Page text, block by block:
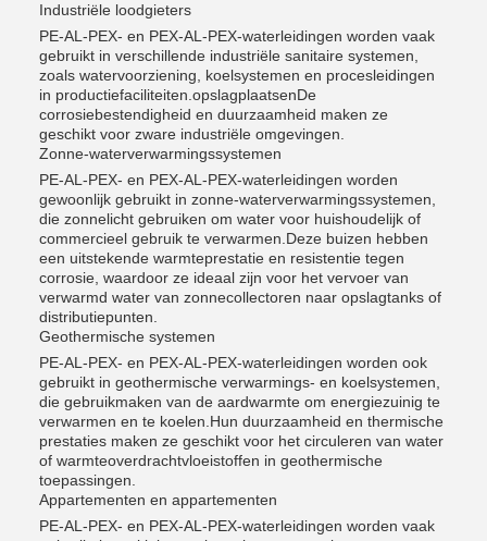
Industriële loodgieters
PE-AL-PEX- en PEX-AL-PEX-waterleidingen worden vaak
gebruikt in verschillende industriële sanitaire systemen,
zoals watervoorziening, koelsystemen en procesleidingen
in productiefaciliteiten.opslagplaatsenDe
corrosiebestendigheid en duurzaamheid maken ze
geschikt voor zware industriële omgevingen.
Zonne-waterverwarmingssystemen
PE-AL-PEX- en PEX-AL-PEX-waterleidingen worden
gewoonlijk gebruikt in zonne-waterverwarmingssystemen,
die zonnelicht gebruiken om water voor huishoudelijk of
commercieel gebruik te verwarmen.Deze buizen hebben
een uitstekende warmteprestatie en resistentie tegen
corrosie, waardoor ze ideaal zijn voor het vervoer van
verwarmd water van zonnecollectoren naar opslagtanks of
distributiepunten.
Geothermische systemen
PE-AL-PEX- en PEX-AL-PEX-waterleidingen worden ook
gebruikt in geothermische verwarmings- en koelsystemen,
die gebruikmaken van de aardwarmte om energiezuinig te
verwarmen en te koelen.Hun duurzaamheid en thermische
prestaties maken ze geschikt voor het circuleren van water
of warmteoverdrachtvloeistoffen in geothermische
toepassingen.
Appartementen en appartementen
PE-AL-PEX- en PEX-AL-PEX-waterleidingen worden vaak